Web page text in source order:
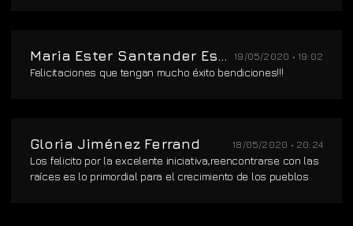
Maria Ester Santander Espinosa 19/05/2020 • 19:02
Felicitaciones que tengan mucho éxito bendiciones!!!
Gloria Jiménez Ferrand 18/05/2020 • 20:24
Los felicito por la excelente iniciativa,reencontrarse con las
raíces es lo primordial para el crecimiento de los pueblos